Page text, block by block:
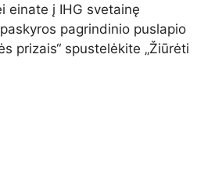
einate į IHG svetainę
pagrindinio puslapio
prizais“ spustelėkite „Žiūrėti